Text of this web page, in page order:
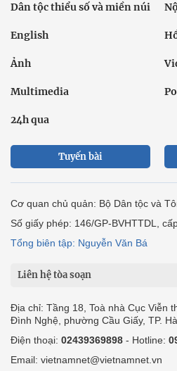
Dân tộc thiểu số và miền núi
English
Ảnh
Multimedia
24h qua
Tuyến bài
Cơ quan chủ quản: Bộ Dân tộc và
Số giấy phép: 146/GP-BVHTTDL,
Tổng biên tập: Nguyễn Văn Bá
Liên hệ tòa soạn
Địa chỉ: Tầng 18, Toà nhà Cục Viễn
Đình Nghệ, phường Cầu Giấy, TP. Hà
Điện thoại: 02439369898 - Hotline:
Email: vietnamnet@vietnamnet.vn